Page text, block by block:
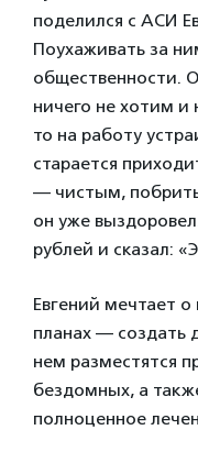
поделился с АСИ
Поухаживать за
общественности.
ничего не хотим и
то на работу
старается
— чистым,
он уже
рублей и сказал:
Евгений мечтает о
планах — создать
нем разместятся
бездомных, а
полноценное